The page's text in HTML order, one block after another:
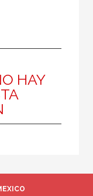
HAY